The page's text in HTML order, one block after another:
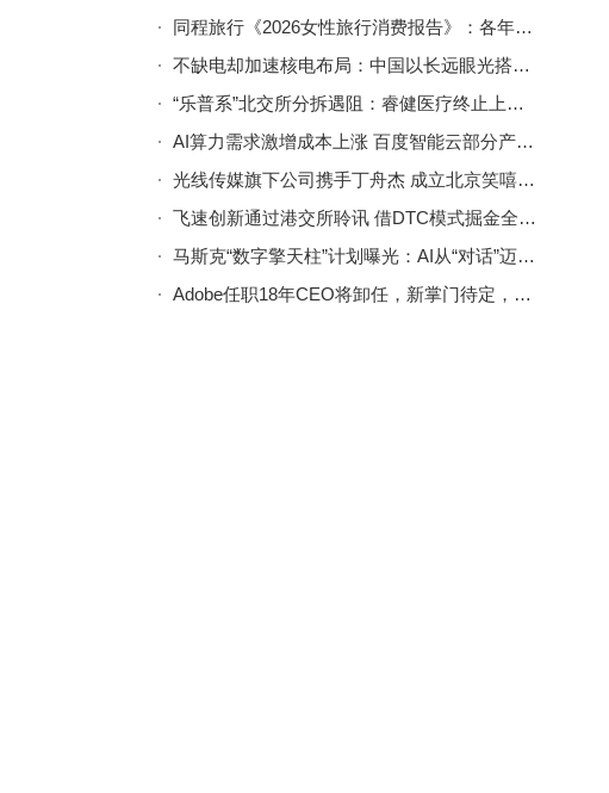
同程旅行《2026女性旅行消费报告》：各年龄段女性旅行消费呈现多元新趋势
不缺电却加速核电布局：中国以长远眼光搭建现代化能源新体系
“乐普系”北交所分拆遇阻：睿健医疗终止上市，关联交易与业绩隐忧成拦路虎
AI算力需求激增成本上涨 百度智能云部分产品4月18日起结构性调价
光线传媒旗下公司携手丁舟杰 成立北京笑嘻兮创意科技新公司
飞速创新通过港交所聆讯 借DTC模式掘金全球AI网络新蓝海
马斯克“数字擎天柱”计划曝光：AI从“对话”迈向“执行”，xAI却陷动荡
Adobe任职18年CEO将卸任，新掌门待定，AI时代挑战与机遇并存